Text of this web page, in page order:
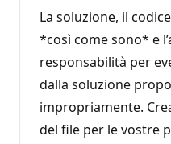
La soluzione, il
*così come sono* e
responsabilità per
dalla soluzione
impropriamente.
del file per le vostre